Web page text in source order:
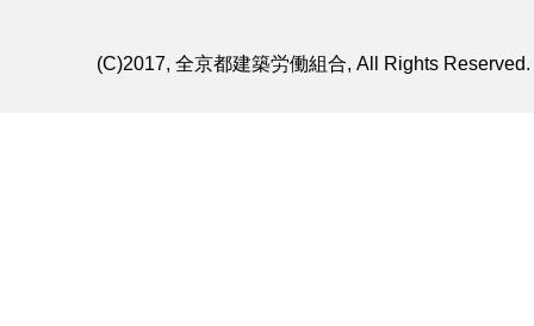
(C)2017, 全京都建築労働組合, All Rights Reserved.